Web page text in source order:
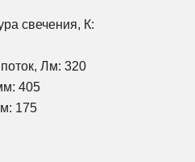
свечения, К:
Лм: 320
405
175